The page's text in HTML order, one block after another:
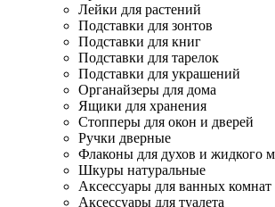
Лейки для растений
Подставки для зонтов
Подставки для книг
Подставки для тарелок
Подставки для украшений
Органайзеры для дома
Ящики для хранения
Стопперы для окон и дверей
Ручки дверные
Флаконы для духов и жидкого
Шкуры натуральные
Аксессуары для ванных комнат
Аксессуары для туалета